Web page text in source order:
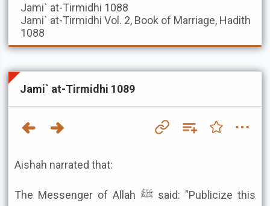
Jami` at-Tirmidhi 1088
Jami` at-Tirmidhi Vol. 2, Book of Marriage, Hadith
1088
Jami` at-Tirmidhi 1089
Aishah narrated that:
The Messenger of Allah ﷺ said: "Publicize this